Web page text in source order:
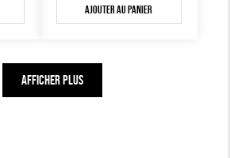
Ajouter au panier
AFFICHER PLUS